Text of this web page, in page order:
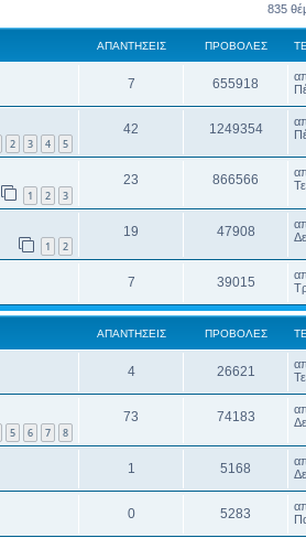
835
ΑΠΑΝΤΉΣΕΙΣ ΠΡΟΒΟΛΈΣ
7 655918
2 3 4 5
42 1249354
1 2 3
23 866566
1 2
19 47908
7 39015
ΑΠΑΝΤΉΣΕΙΣ ΠΡΟΒΟΛΈΣ
4 26621
5 6 7 8
73 74183
1 5168
0 5283